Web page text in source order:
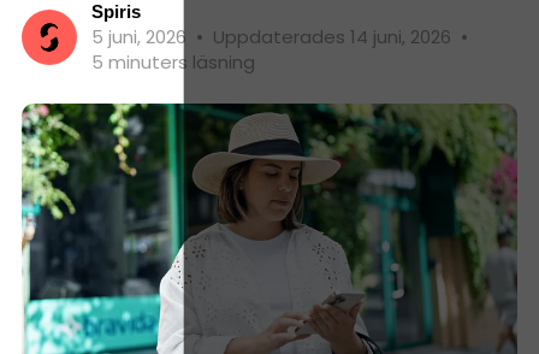
Spiris
5 juni, 2026 • Uppdaterades 14 juni, 2026 •
5 minuters läsning